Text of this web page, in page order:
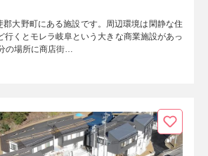
郡大野町にある施設です。周辺環境は閑静な住
行くとモレラ岐阜という大きな商業施設があっ
の場所に商店街…